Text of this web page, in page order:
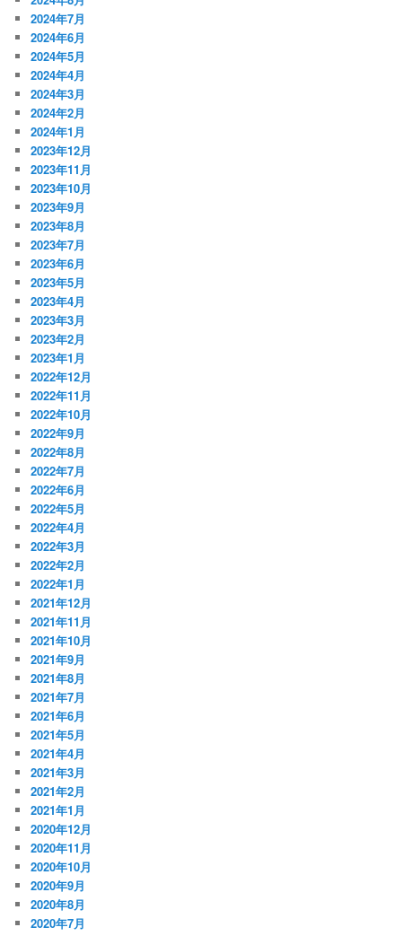
2024年7月
2024年6月
2024年5月
2024年4月
2024年3月
2024年2月
2024年1月
2023年12月
2023年11月
2023年10月
2023年9月
2023年8月
2023年7月
2023年6月
2023年5月
2023年4月
2023年3月
2023年2月
2023年1月
2022年12月
2022年11月
2022年10月
2022年9月
2022年8月
2022年7月
2022年6月
2022年5月
2022年4月
2022年3月
2022年2月
2022年1月
2021年12月
2021年11月
2021年10月
2021年9月
2021年8月
2021年7月
2021年6月
2021年5月
2021年4月
2021年3月
2021年2月
2021年1月
2020年12月
2020年11月
2020年10月
2020年9月
2020年8月
2020年7月